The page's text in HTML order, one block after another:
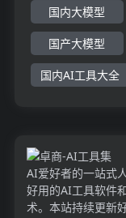
国内大模型
国产大模型
国内AI工具大全
AI爱好者的一站式
好用的AI工具软件
术。本站持续更新